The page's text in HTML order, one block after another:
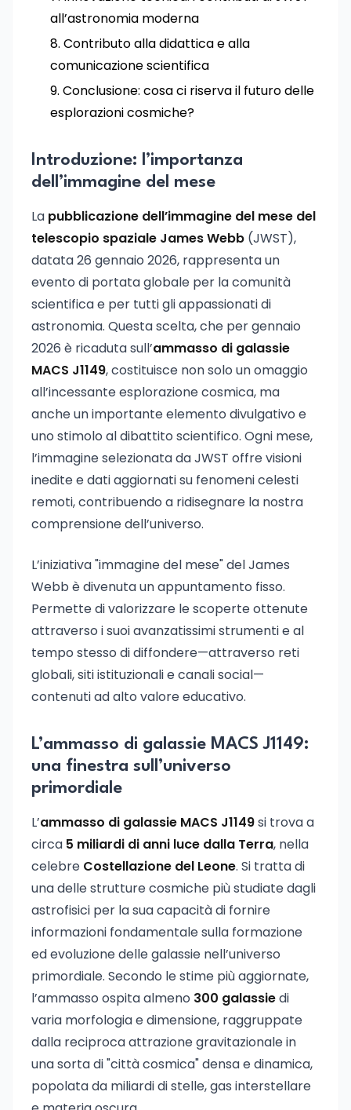
all’astronomia moderna
Contributo alla didattica e alla
comunicazione scientifica
Conclusione: cosa ci riserva il futuro delle
esplorazioni cosmiche?
Introduzione: l’importanza
dell’immagine del mese
La pubblicazione dell’immagine del mese del
telescopio spaziale James Webb (JWST),
datata 26 gennaio 2026, rappresenta un
evento di portata globale per la comunità
scientifica e per tutti gli appassionati di
astronomia. Questa scelta, che per gennaio
2026 è ricaduta sull’ammasso di galassie
MACS J1149, costituisce non solo un omaggio
all’incessante esplorazione cosmica, ma
anche un importante elemento divulgativo e
uno stimolo al dibattito scientifico. Ogni mese,
l’immagine selezionata da JWST offre visioni
inedite e dati aggiornati su fenomeni celesti
remoti, contribuendo a ridisegnare la nostra
comprensione dell’universo.
L’iniziativa "immagine del mese" del James
Webb è divenuta un appuntamento fisso.
Permette di valorizzare le scoperte ottenute
attraverso i suoi avanzatissimi strumenti e al
tempo stesso di diffondere—attraverso reti
globali, siti istituzionali e canali social—
contenuti ad alto valore educativo.
L’ammasso di galassie MACS J1149:
una finestra sull’universo
primordiale
L’ammasso di galassie MACS J1149si trova a
circa 5 miliardi di anni luce dalla Terra, nella
celebre Costellazione del Leone. Si tratta di
una delle strutture cosmiche più studiate dagli
astrofisici per la sua capacità di fornire
informazioni fondamentale sulla formazione
ed evoluzione delle galassie nell’universo
primordiale. Secondo le stime più aggiornate,
l’ammasso ospita almeno 300 galassiedi
varia morfologia e dimensione, raggruppate
dalla reciproca attrazione gravitazionale in
una sorta di "città cosmica" densa e dinamica,
popolata da miliardi di stelle, gas interstellare